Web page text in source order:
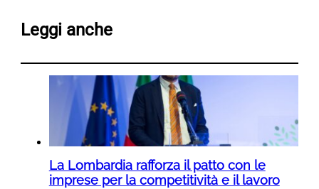
Leggi anche
La Lombardia rafforza il patto con le
imprese per la competitività e il lavoro